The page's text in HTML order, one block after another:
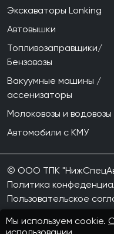
Экскаваторы Lonking
Автовышки
Топливозаправщики/
Бензовозы
Вакуумные машины /
ассенизаторы
Молоковозы и водовозы
Автомобили с КМУ
© ООО ТПК
Политика
Пользовательское
Мы используем cookie.